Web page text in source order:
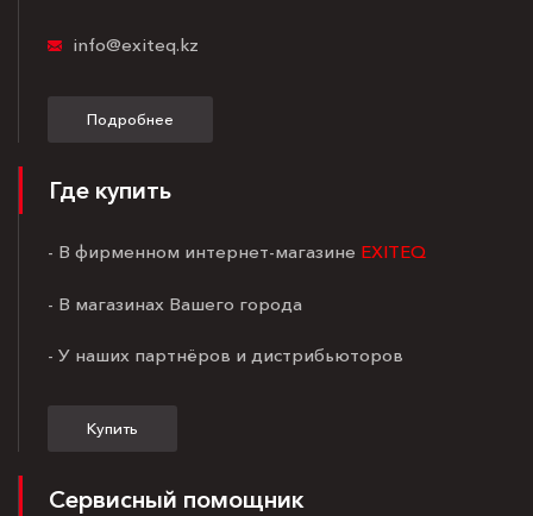
info@exiteq.kz
Подробнее
Где купить
- В фирменном интернет-магазине EXITEQ
- В магазинах Вашего города
- У наших партнёров и дистрибьюторов
Купить
Сервисный помощник